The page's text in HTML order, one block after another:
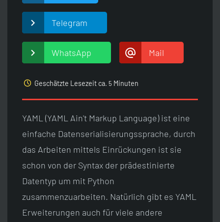
Telegram
WhatsApp Mail
access_time Geschätzte Lesezeit ca. 5 Minuten
YAML (YAML Ain't Markup Language) ist eine
einfache Datenserialisierungssprache, durch
das Arbeiten mittels Einrückungen ist sie
schon von der Syntax der prädestinierte
Datentyp um mit Python
zusammenzuarbeiten. Natürlich gibt es YAML
Erweiterungen auch für viele andere